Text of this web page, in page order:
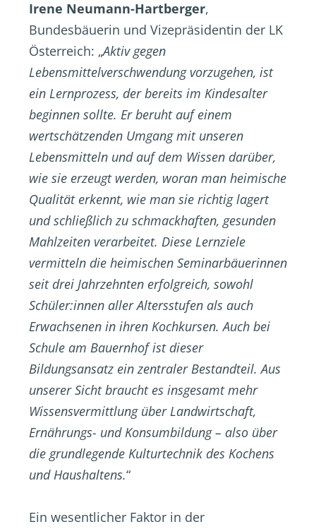
Irene Neumann-Hartberger,
Bundesbäuerin und Vizepräsidentin der LK
Österreich: „Aktiv gegen
Lebensmittelverschwendung vorzugehen, ist
ein Lernprozess, der bereits im Kindesalter
beginnen sollte. Er beruht auf einem
wertschätzenden Umgang mit unseren
Lebensmitteln und auf dem Wissen darüber,
wie sie erzeugt werden, woran man heimische
Qualität erkennt, wie man sie richtig lagert
und schließlich zu schmackhaften, gesunden
Mahlzeiten verarbeitet. Diese Lernziele
vermitteln die heimischen Seminarbäuerinnen
seit drei Jahrzehnten erfolgreich, sowohl
Schüler:innen aller Altersstufen als auch
Erwachsenen in ihren Kochkursen. Auch bei
Schule am Bauernhof ist dieser
Bildungsansatz ein zentraler Bestandteil. Aus
unserer Sicht braucht es insgesamt mehr
Wissensvermittlung über Landwirtschaft,
Ernährungs- und Konsumbildung – also über
die grundlegende Kulturtechnik des Kochens
und Haushaltens.“
Ein wesentlicher Faktor in der